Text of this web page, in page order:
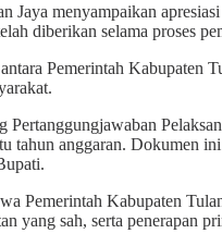
Jaya menyampaikan
diberikan selama proses
Pemerintah Kabupaten
Pertanggungjawaban
tahun anggaran. Dokumen
Pemerintah Kabupaten
yang sah, serta penerapan